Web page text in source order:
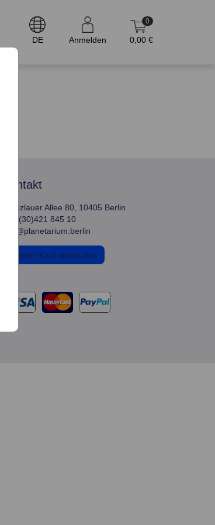
DE Anmelden
0
0,00 €
kontakt
Prenzlauer Allee 80, 10405 Berlin
+49 (30)421 845 10
info@planetarium.berlin
Meinen Kauf widerrufen